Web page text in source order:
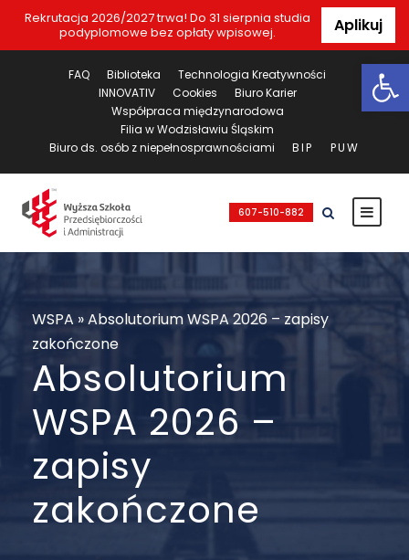
Rekrutacja 2026/2027 trwa! Do 31 sierpnia studia
podyplomowe bez opłaty wpisowej.
Aplikuj
FAQ Biblioteka
Technologia Kreatywności
INNOVATIV
Cookies
Biuro Karier
Współpraca międzynarodowa
Filia w Wodzisławiu Śląskim
Biuro ds. osób z niepełnosprawnościami
BIP PUW
607-510-882
WSPA »Absolutorium WSPA 2026 – zapisy
zakończone
Absolutorium
WSPA 2026 –
zapisy
zakończone